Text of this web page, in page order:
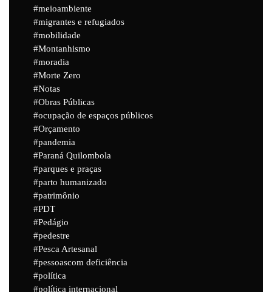
meioambiente
migrantes e refugiados
mobilidade
Montanhismo
moradia
Morte Zero
Notas
Obras Públicas
ocupação de espaços públicos
Orçamento
pandemia
Paraná Quilombola
parques e praças
parto humanizado
patrimônio
PDT
Pedágio
pedestre
Pesca Artesanal
pessoascom deficiência
política
política internacional